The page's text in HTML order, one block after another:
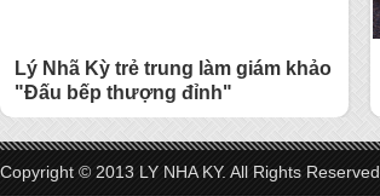
Lý Nhã Kỳ trẻ trung làm giám khảo
"Đấu bếp thượng đỉnh"
Copyright © 2013 LY NHA KY. All Rights